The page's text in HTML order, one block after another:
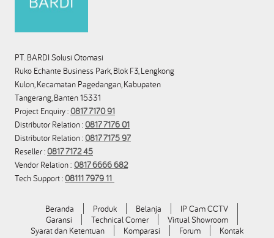
PT. BARDI Solusi Otomasi
Ruko Echante Business Park, Blok F3, Lengkong
Kulon, Kecamatan Pagedangan, Kabupaten
Tangerang, Banten 15331
Project Enquiry :0817 7170 91
Distributor Relation :0817 7176 01
Distributor Relation :0817 7175 97
Reseller :0817 7172 45
Vendor Relation : 0817 6666 682
Tech Support :08111 7979 11
Beranda Produk Belanja
IP Cam CCTV
Garansi
Technical Corner
Virtual Showroom
Syarat dan Ketentuan
Komparasi Forum Kontak